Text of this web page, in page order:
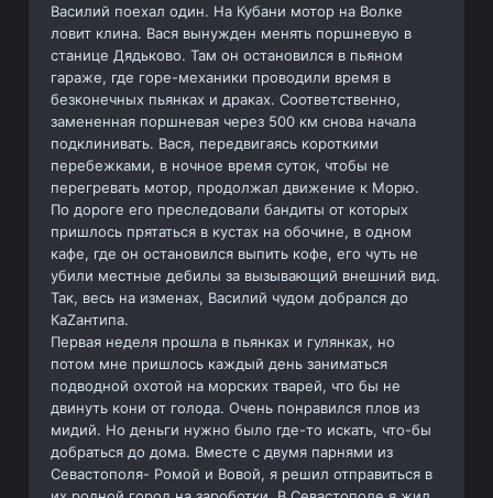
Василий поехал один. На Кубани мотор на Волке
ловит клина. Вася вынужден менять поршневую в
станице Дядьково. Там он остановился в пьяном
гараже, где горе-механики проводили время в
безконечных пьянках и драках. Соответственно,
замененная поршневая через 500 км снова начала
подклинивать. Вася, передвигаясь короткими
перебежками, в ночное время суток, чтобы не
перегревать мотор, продолжал движение к Морю.
По дороге его преследовали бандиты от которых
пришлось прятаться в кустах на обочине, в одном
кафе, где он остановился выпить кофе, его чуть не
убили местные дебилы за вызывающий внешний вид.
Так, весь на изменах, Василий чудом добрался до
КаZантипа.
Первая неделя прошла в пьянках и гулянках, но
потом мне пришлось каждый день заниматься
подводной охотой на морских тварей, что бы не
двинуть кони от голода. Очень понравился плов из
мидий. Но деньги нужно было где-то искать, что-бы
добраться до дома. Вместе с двумя парнями из
Севастополя- Ромой и Вовой, я решил отправиться в